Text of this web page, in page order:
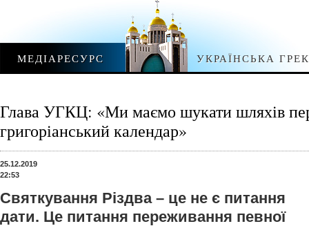
МЕДІАРЕСУРС УКРАЇНСЬКА
Глава УГКЦ: «Ми маємо шукати шляхів
григоріанський календар»
25.12.2019
22:53
Святкування Різдва – це не є питання
дати. Це питання переживання певної